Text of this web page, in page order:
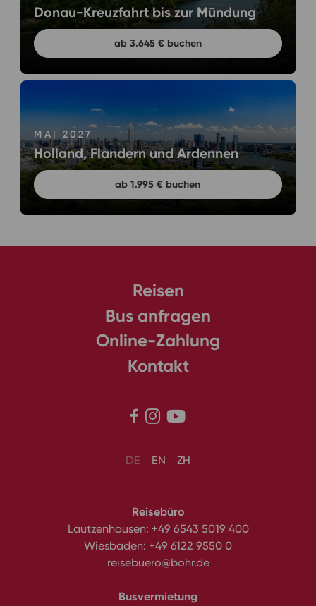
Donau-Kreuzfahrt bis zur Mündung
ab 3.645 € buchen
MAI 2027
Holland, Flandern und Ardennen
ab 1.995 € buchen
Reisen
Bus anfragen
Online-Zahlung
Kontakt
  
DE EN ZH
Reisebüro
Lautzenhausen: +49 6543 5019 400
Wiesbaden: +49 6122 9550 0
reisebuero@bohr.de
Busvermietung